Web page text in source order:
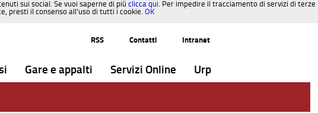
sui social. Se vuoi saperne di più clicca qui. Per impedire il tracciamento di servizi di terze
presti il consenso all’uso di tutti i cookie. OK
RSS
Contatti Intranet
Gare e appalti Servizi Online Urp